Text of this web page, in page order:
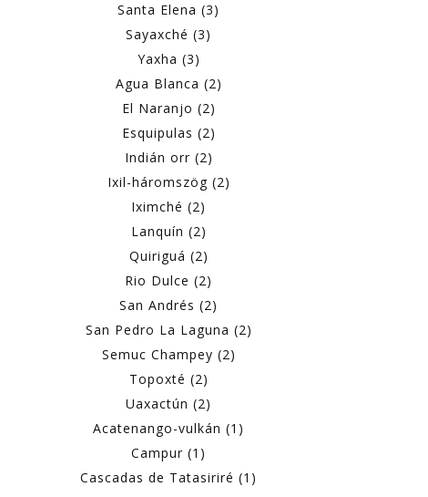
Santa Elena (3)
Sayaxché (3)
Yaxha (3)
Agua Blanca (2)
El Naranjo (2)
Esquipulas (2)
Indián orr (2)
Ixil-háromszög (2)
Iximché (2)
Lanquín (2)
Quiriguá (2)
Rio Dulce (2)
San Andrés (2)
San Pedro La Laguna (2)
Semuc Champey (2)
Topoxté (2)
Uaxactún (2)
Acatenango-vulkán (1)
Campur (1)
Cascadas de Tatasiriré (1)